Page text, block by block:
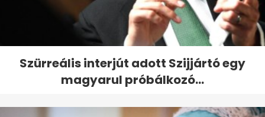
Szürreális interjút adott Szijjártó egy
magyarul próbálkozó...